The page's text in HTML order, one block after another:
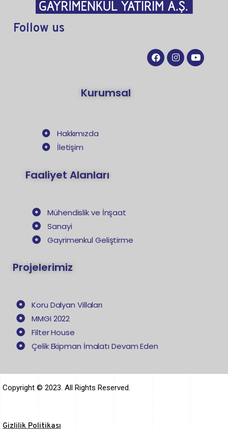
Follow us
Kurumsal
Hakkımızda
İletişim
Faaliyet Alanları
Mühendislik ve İnşaat
Sanayi
Gayrimenkul Geliştirme
Projelerimiz
Koru Dalyan Villaları
MMGI 2022
Filter House
Çelik Ekipman İmalatı Devam Eden
Copyright © 2023. All Rights Reserved.
Gizlilik Politikası